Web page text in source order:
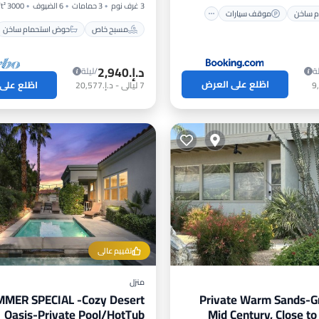
ساخن
موقف سيارات
اطّلع على العرض
3 غرف نوم 3 حمامات 6 الضيوف
3000 ft²
مسبح خاص
حوض استحمام ساخن
د.إ.‏2,940
/ليلة
7ليالي- د.إ.‏20,577 اطّلع
Private Warm Sands-
تقييم عالي
منزل
SPECIAL -Cozy Desert